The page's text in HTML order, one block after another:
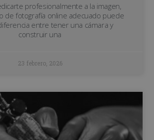
profesionalmente a la imagen,
de fotografía online adecuado puede
entre tener una cámara y
construir una
23 febrero, 2026